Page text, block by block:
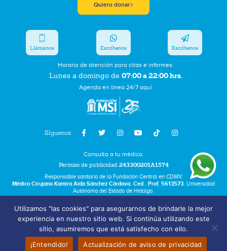
Quiero donar
Síguenos:
Horario de atención para citas e informes:
Lunes a domingo de 07:00 a 22:00 hrs.
Agenda en línea 24/7 aquí
Llámanos Escríbenos Escríbenos
Consulta a tu médico.
Permiso de publicidad 243300201A1574
Responsable sanitario de la Fundación Central en CDMX:
Médico Cirujano Kamira Aída Sánchez Córdova. Ced . Prof. 5613573. Universidad
Autónoma del Estado de Hidalgo.
Aviso de Privacidad
Términos y Condiciones
Bolsa de Trabajo
Utilizamos "las cookies" para asegurarnos de brindarle la mejor
experiencia en nuestro sitio web. Si continúa utilizando este
sitio, asumiremos que está satisfecho con ello.
¡Entendido!
Actualización de aviso de privacidad